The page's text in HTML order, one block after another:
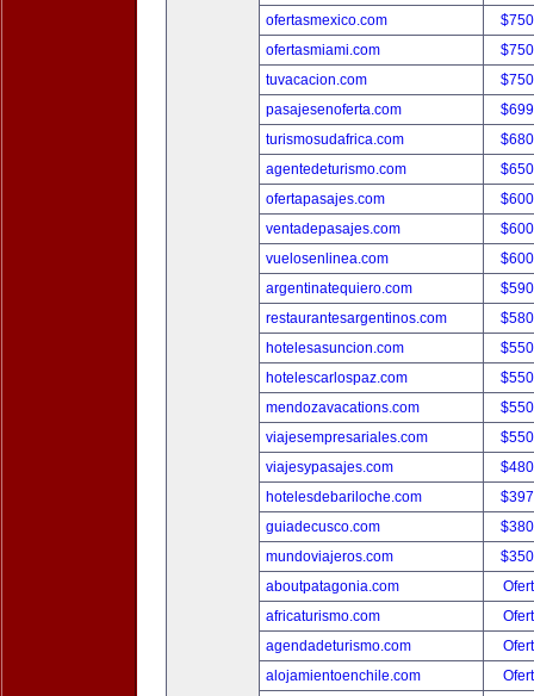
ofertasmexico.com
ofertasmiami.com
tuvacacion.com
pasajesenoferta.com
turismosudafrica.com
agentedeturismo.com
ofertapasajes.com
ventadepasajes.com
vuelosenlinea.com
argentinatequiero.com
restaurantesargentinos.com
hotelesasuncion.com
hotelescarlospaz.com
mendozavacations.com
viajesempresariales.com
viajesypasajes.com
hotelesdebariloche.com
guiadecusco.com
mundoviajeros.com
aboutpatagonia.com
africaturismo.com
agendadeturismo.com
alojamientoenchile.com